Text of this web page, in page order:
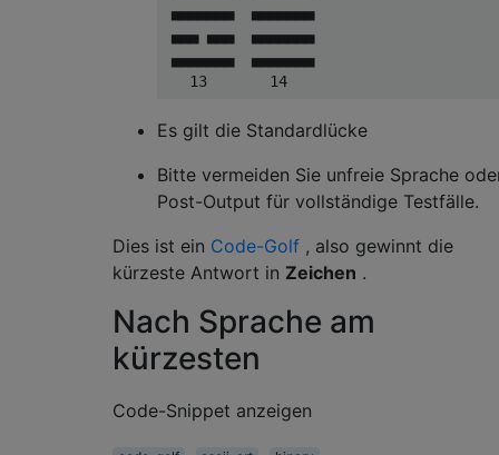
▄▄▄▄▄▄▄  ▄▄▄▄▄▄▄
▄▄▄ ▄▄▄  ▄▄▄▄▄▄▄
▄▄▄▄▄▄▄  ▄▄▄▄▄▄▄
Es gilt die Standardlücke
Bitte vermeiden Sie unfreie Sprache
Post-Output für vollständige Testfälle.
Dies ist ein Code-Golf , also gewinnt die
kürzeste Antwort in Zeichen .
Nach Sprache am
kürzesten
Code-Snippet anzeigen